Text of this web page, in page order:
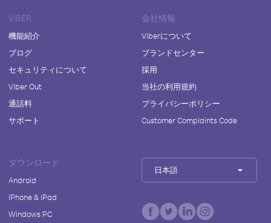
VIBER
機能紹介
ブログ
セキュリティについて
Viber Out
通話料
サポート
会社情報
Viberについて
ブランドセンター
採用
当社の利用規約
プライバシーポリシー
Customer Complaints Code
ダウンロード
Android
iPhone & iPad
Windows PC
日本語